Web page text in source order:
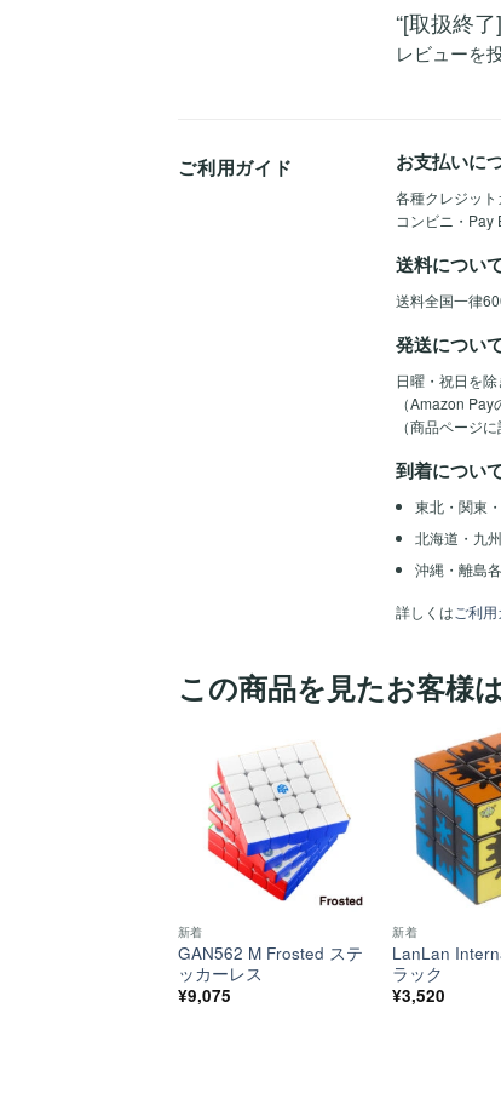
“[取扱終
レビューを
ご利用ガイド お支払いに
各種クレジッ
コンビニ・Pay
送料につい
送料全国一律
発送につい
日曜・祝日を
（Amazon
（商品ページ
到着につい
東北・関東
北海道・九
沖縄・離島
詳しくはご利
この商品を見たお客様
ほし
い！
新着
GAN562 M Frosted ステ
ッカーレス
¥9,075
新着
LanLan
ラック
¥3,520